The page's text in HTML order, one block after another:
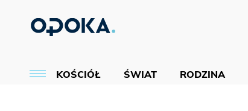
KOŚCIÓŁ ŚWIAT RODZINA